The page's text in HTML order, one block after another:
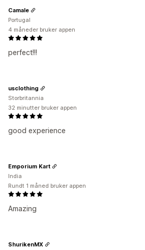
perfect!!!
Camale
Portugal
4 måneder bruker appen
good experience
usclothing
Storbritannia
32 minutter bruker appen
Amazing
Emporium Kart
India
Rundt 1 måned bruker appen
ShurikenMX